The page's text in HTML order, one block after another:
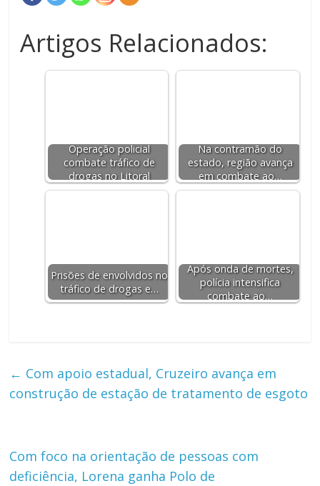
Artigos Relacionados:
Operação policial
combate tráfico de
drogas no Litoral
Na contramão do
estado, região avança
em combate ao…
Prisões de envolvidos no
tráfico de drogas e…
Após onda de mortes,
polícia intensifica
combate ao…
← Com apoio estadual, Cruzeiro avança em
construção de estação de tratamento de esgoto
Com foco na orientação de pessoas com
deficiência, Lorena ganha Polo de